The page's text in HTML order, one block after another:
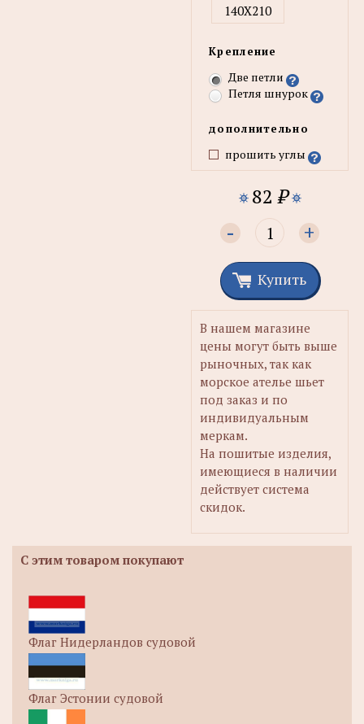
140X210
Крепление
Две петли
Петля шнурок
дополнительно
прошить углы
82 ₽
- +
Купить
В нашем магазине
цены могут быть выше
рыночных, так как
морское ателье шьет
под заказ и по
индивидуальным
меркам.
На пошитые изделия,
имеющиеся в наличии
действует система
скидок.
С этим товаром покупают
Флаг Нидерландов судовой
Флаг Эстонии судовой